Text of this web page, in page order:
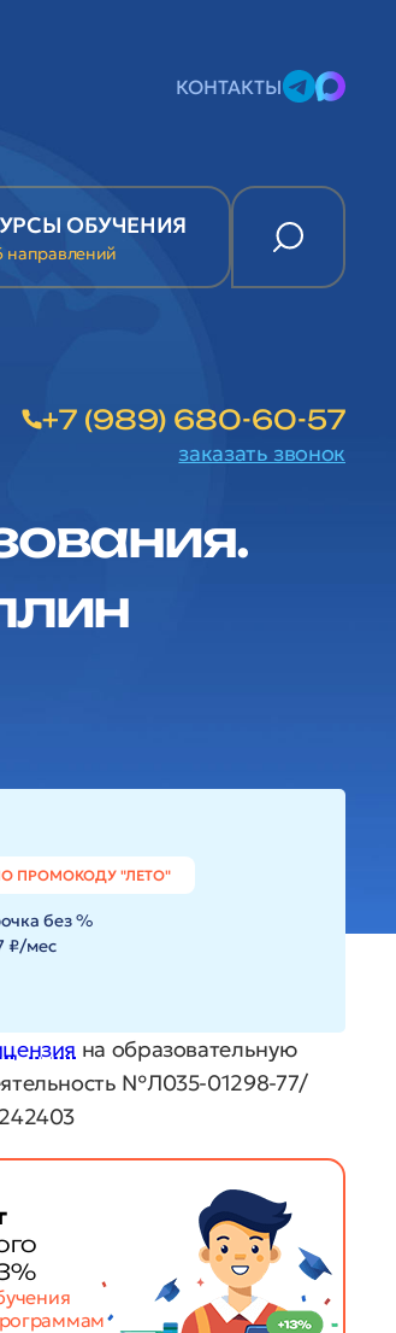
КОНТАКТЫ
ОБУЧЕНИЯ
направлений
+7 (989) 680-60-57
заказать звонок
ПРОМОКОДУ "ЛЕТО"
без %
₽/мес
на образовательную
№Л035-01298-77/